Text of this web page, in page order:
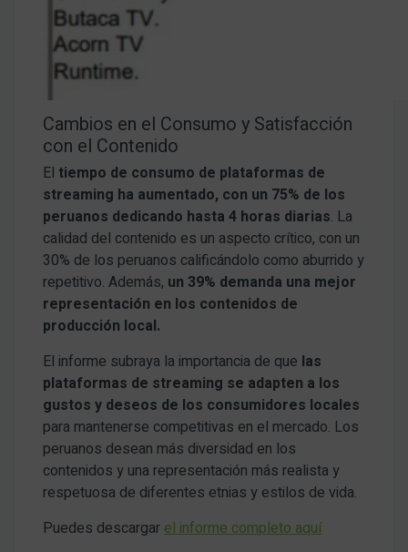
Cambios en el Consumo y Satisfacción
con el Contenido
El tiempo de consumo de plataformas de
streaming ha aumentado, con un 75% de los
peruanos dedicando hasta 4 horas diarias. La
calidad del contenido es un aspecto crítico, con un
30% de los peruanos calificándolo como aburrido y
repetitivo. Además, un 39% demanda una mejor
representación en los contenidos de
producción local.
El informe subraya la importancia de que las
plataformas de streaming se adapten a los
gustos y deseos de los consumidores locales
para mantenerse competitivas en el mercado. Los
peruanos desean más diversidad en los
contenidos y una representación más realista y
respetuosa de diferentes etnias y estilos de vida.
Puedes descargarel informe completo aquí